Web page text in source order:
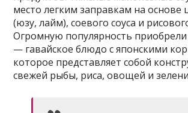
место легким заправкам на основе
(юзу, лайм), соевого соуса и
Огромную популярность
— гавайское блюдо с японскими
которое представляет собой
свежей рыбы, риса, овощей и